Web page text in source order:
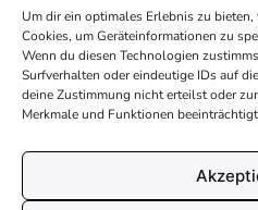
Um dir ein optimales Erlebnis zu
Cookies, um Geräteinformationen zu
Wenn du diesen Technologien
Surfverhalten oder eindeutige IDs auf
deine Zustimmung nicht erteilst oder
Merkmale und Funktionen
Über
Recht &